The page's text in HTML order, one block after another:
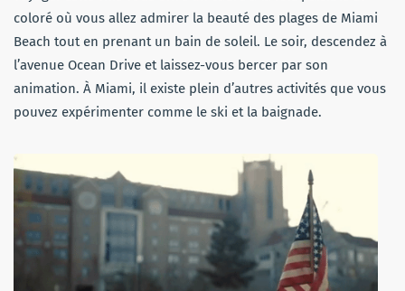
coloré où vous allez admirer la beauté des plages de Miami
Beach tout en prenant un bain de soleil. Le soir, descendez à
l’avenue Ocean Drive et laissez-vous bercer par son
animation. À Miami, il existe plein d’autres activités que vous
pouvez expérimenter comme le ski et la baignade.